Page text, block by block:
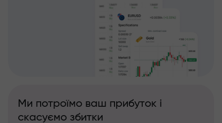
Ми потроїмо ваш прибуток і
скасуємо збитки